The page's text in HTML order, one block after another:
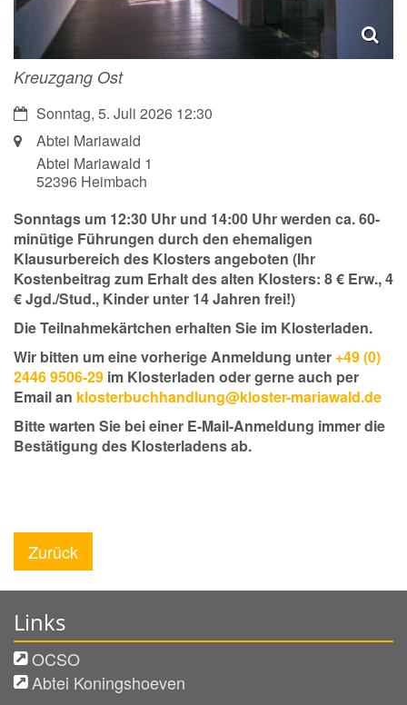
Kreuzgang Ost
Datum:Sonntag, 5. Juli 2026 12:30
Ort: Abtei Mariawald
Abtei Mariawald 1
52396 Heimbach
Sonntags um 12:30 Uhr und 14:00 Uhr werden ca. 60-
minütige Führungen durch den ehemaligen
Klausurbereich des Klosters angeboten (Ihr
Kostenbeitrag zum Erhalt des alten Klosters: 8 € Erw., 4
€ Jgd./Stud., Kinder unter 14 Jahren frei!)
Die Teilnahmekärtchen erhalten Sie im Klosterladen.
Wir bitten um eine vorherige Anmeldung unter +49 (0)
2446 9506-29 im Klosterladen oder gerne auch per
Email an klosterbuchhandlung@kloster-mariawald.de
Bitte warten Sie bei einer E-Mail-Anmeldung immer die
Bestätigung des Klosterladens ab.
Zurück
Links
OCSO
Abtei Koningshoeven